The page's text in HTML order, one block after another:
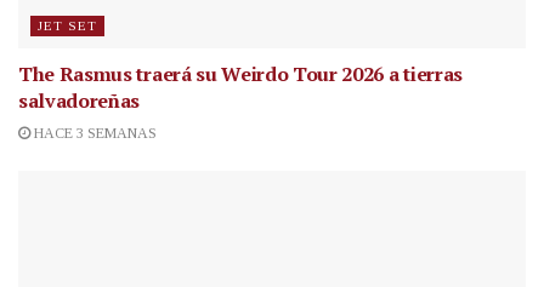
JET SET
The Rasmus traerá su Weirdo Tour 2026 a tierras
salvadoreñas
HACE 3 SEMANAS